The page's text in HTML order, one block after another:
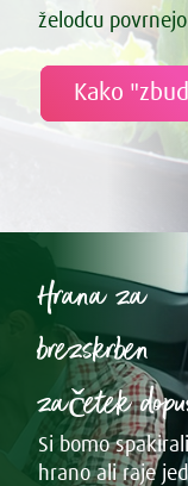
želodcu
Kako
Hrana za
brezskrben
začetek
Si bomo spakirali
hrano ali raje